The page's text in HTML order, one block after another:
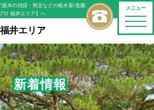
メニュー
toggle
木の伐採・剪定などの植木屋/造園
ロ 福井エリア】へ
井エリア
新着情報